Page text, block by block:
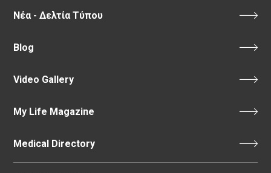
Νέα - Δελτία Τύπου
Blog
Video Gallery
My Life Magazine
Medical Directory